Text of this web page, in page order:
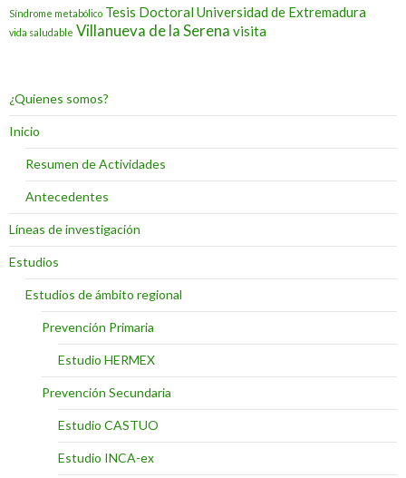
Síndrome metabólico Tesis Doctoral Universidad de Extremadura
vida saludable Villanueva de la Serena visita
¿Quienes somos?
Inicio
Resumen de Actividades
Antecedentes
Líneas de investigación
Estudios
Estudios de ámbito regional
Prevención Primaria
Estudio HERMEX
Prevención Secundaria
Estudio CASTUO
Estudio INCA-ex